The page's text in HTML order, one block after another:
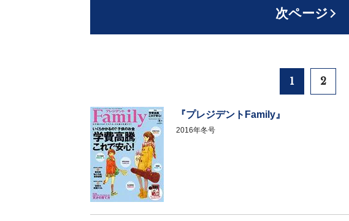
次ページ
1 2
『プレジデントFamily』
2016年冬号